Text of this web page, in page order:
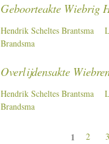
Geboorteakte Wiebrig
Hendrik Scheltes Brantsma
Brandsma
Overlijdensakte
Hendrik Scheltes Brantsma
Brandsma
1 2 3